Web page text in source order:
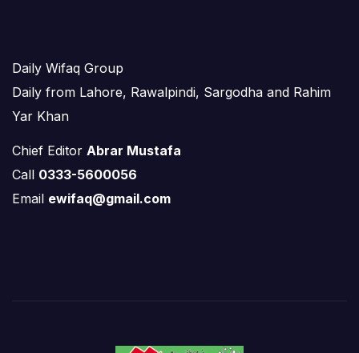
Daily Wifaq Group
Daily from Lahore, Rawalpindi, Sargodha and Rahim
Yar Khan
Chief Editor Abrar Mustafa
Call 0333-5600056
Email ewifaq@gmail.com